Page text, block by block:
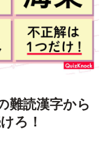
難読漢字から
ろ！